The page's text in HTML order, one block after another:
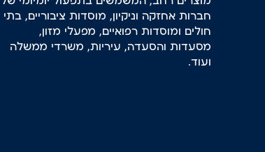
חברות אחזקה וניקיון, מוסדות ציבוריים, בתי
חולים ומוסדות רפואיים, מפעלי מזון,
מסעדות והסעדה, עיריות, משרדי ממשלה
ועוד.